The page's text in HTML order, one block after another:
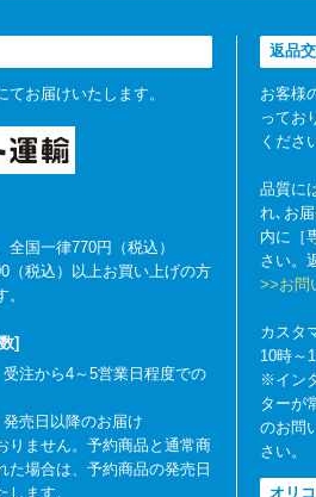
お届けいたします。
国一律770円（税込）
（税込）以上お買い上げの方
]
注から4～5営業日程度での
売日以降のお届け
りません。予約商品と通常商
た場合は、予約商品の発売日
ます。
返品
お客様
ってお
くださ
品質に
れ､お
内に［
さい。
>>お問
カスタ
10時～
※イン
ターが
のお問
さい。
オリ